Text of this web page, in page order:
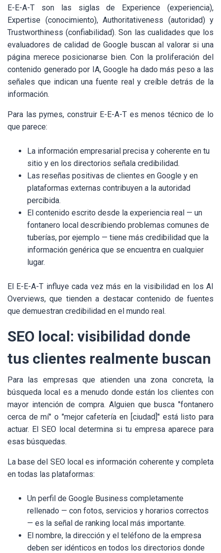
E-E-A-T son las siglas de Experience (experiencia),
Expertise (conocimiento), Authoritativeness (autoridad) y
Trustworthiness (confiabilidad). Son las cualidades que los
evaluadores de calidad de Google buscan al valorar si una
página merece posicionarse bien. Con la proliferación del
contenido generado por IA, Google ha dado más peso a las
señales que indican una fuente real y creíble detrás de la
información.
Para las pymes, construir E-E-A-T es menos técnico de lo
que parece:
La información empresarial precisa y coherente en tu
sitio y en los directorios señala credibilidad.
Las reseñas positivas de clientes en Google y en
plataformas externas contribuyen a la autoridad
percibida.
El contenido escrito desde la experiencia real — un
fontanero local describiendo problemas comunes de
tuberías, por ejemplo — tiene más credibilidad que la
información genérica que se encuentra en cualquier
lugar.
El E-E-A-T influye cada vez más en la visibilidad en los AI
Overviews, que tienden a destacar contenido de fuentes
que demuestran credibilidad en el mundo real.
SEO local: visibilidad donde
tus clientes realmente buscan
Para las empresas que atienden una zona concreta, la
búsqueda local es a menudo donde están los clientes con
mayor intención de compra. Alguien que busca "fontanero
cerca de mí" o "mejor cafetería en [ciudad]" está listo para
actuar. El SEO local determina si tu empresa aparece para
esas búsquedas.
La base del SEO local es información coherente y completa
en todas las plataformas:
Un perfil de Google Business completamente
rellenado — con fotos, servicios y horarios correctos
— es la señal de ranking local más importante.
El nombre, la dirección y el teléfono de la empresa
deben ser idénticos en todos los directorios donde